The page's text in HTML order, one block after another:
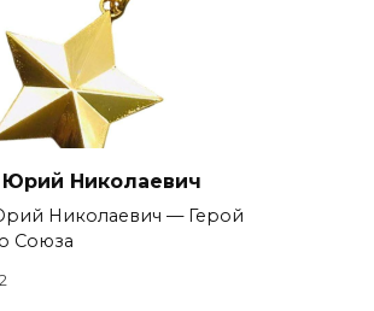
Николаевич
Николаевич — Герой
Союза